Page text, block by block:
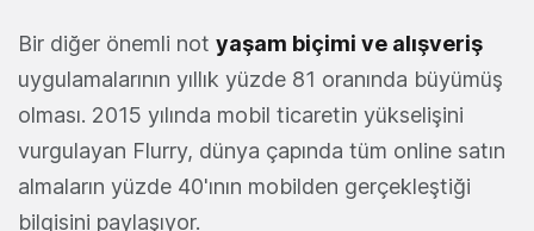
Bir diğer önemli not yaşam biçimi ve alışveriş
uygulamalarının yıllık yüzde 81 oranında büyümüş
olması. 2015 yılında mobil ticaretin yükselişini
vurgulayan Flurry, dünya çapında tüm online satın
almaların yüzde 40'ının mobilden gerçekleştiği
bilgisini paylaşıyor.